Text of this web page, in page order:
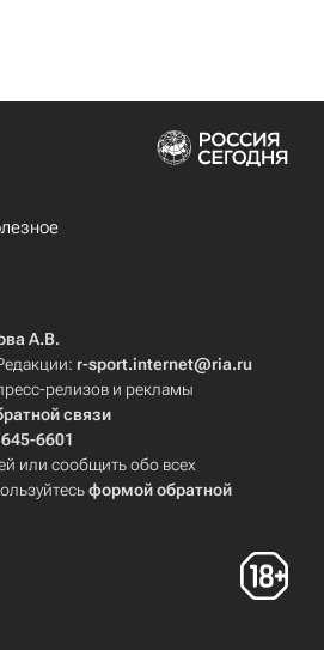
А.В.
r-sport.internet@ria.ru
релизов и рекламы
связи
6601
или сообщить обо всех
формой обратной